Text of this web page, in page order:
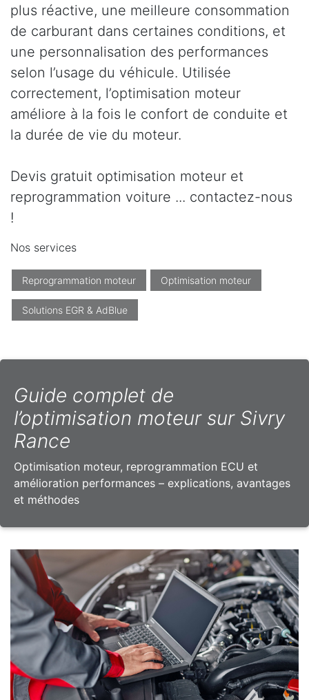
plus réactive, une meilleure consommation
de carburant dans certaines conditions, et
une personnalisation des performances
selon l’usage du véhicule. Utilisée
correctement, l’optimisation moteur
améliore à la fois le confort de conduite et
la durée de vie du moteur.
Devis gratuit optimisation moteur et
reprogrammation voiture ... contactez-nous
!
Nos services
Reprogrammation moteur Optimisation moteur
Solutions EGR & AdBlue
Guide complet de
l’optimisation moteur sur Sivry
Rance
Optimisation moteur, reprogrammation ECU et
amélioration performances – explications, avantages
et méthodes